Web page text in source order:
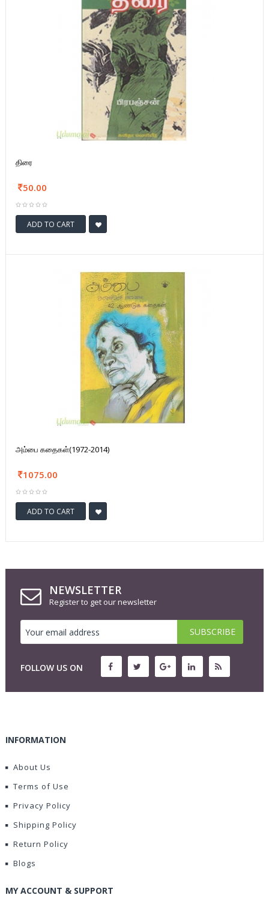
திரை
50.00
ADD TO CART
அம்பை கதைகள்(1972-2014)
1075.00
ADD TO CART
NEWSLETTER
Register to get our newsletter
FOLLOW US ON
INFORMATION
About Us
Terms of Use
Privacy Policy
Shipping Policy
Return Policy
Blogs
MY ACCOUNT & SUPPORT